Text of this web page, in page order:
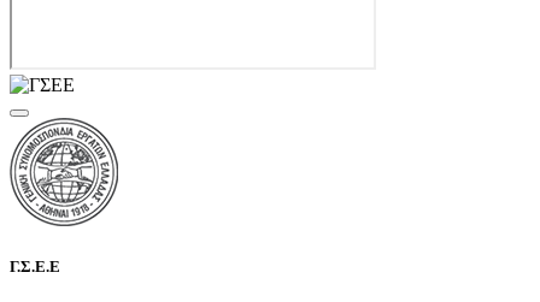
Γ.Σ.Ε.Ε